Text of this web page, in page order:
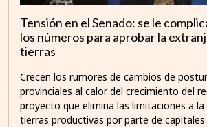
Tensión en el Senado: se le
los números para aprobar la
tierras
Crecen los rumores de cambios de
provinciales al calor del crecimiento del
proyecto que elimina las limitaciones a la
tierras productivas por parte de